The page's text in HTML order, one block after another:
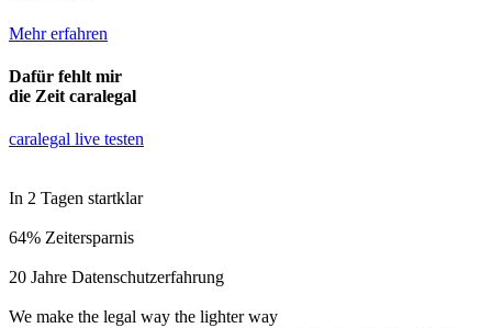
Mehr erfahren
Dafür fehlt mir
die Zeit caralegal
caralegal live testen
In 2 Tagen startklar
64% Zeitersparnis
20 Jahre Datenschutzerfahrung
We make the legal way the lighter way